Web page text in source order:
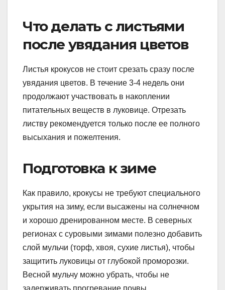
Что делать с листьями
после увядания цветов
Листья крокусов не стоит срезать сразу после
увядания цветов. В течение 3-4 недель они
продолжают участвовать в накоплении
питательных веществ в луковице. Отрезать
листву рекомендуется только после ее полного
высыхания и пожелтения.
Подготовка к зиме
Как правило, крокусы не требуют специального
укрытия на зиму, если высажены на солнечном
и хорошо дренированном месте. В северных
регионах с суровыми зимами полезно добавить
слой мульчи (торф, хвоя, сухие листья), чтобы
защитить луковицы от глубокой проморозки.
Весной мульчу можно убрать, чтобы не
задерживать прогревание почвы.